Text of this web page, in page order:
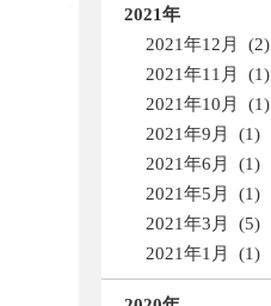
2021年
2021年12月 (2)
2021年11月 (1)
2021年10月 (1)
2021年9月 (1)
2021年6月 (1)
2021年5月 (1)
2021年3月 (5)
2021年1月 (1)